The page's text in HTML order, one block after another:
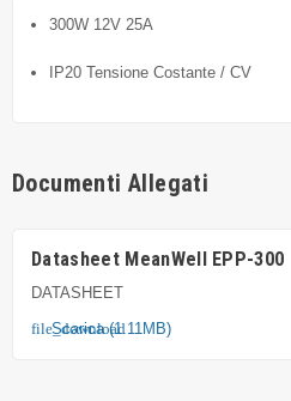
300W 12V 25A
IP20 Tensione Costante / CV
Documenti Allegati
Datasheet MeanWell EPP-300
DATASHEET
file_download
Scarica (1.11MB)